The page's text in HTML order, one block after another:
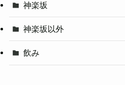
神楽坂
神楽坂以外
飲み